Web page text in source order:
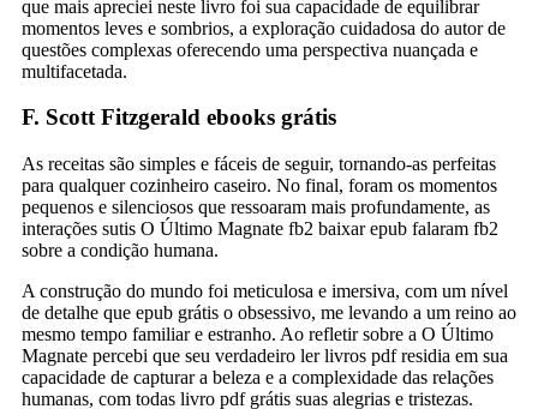
que mais apreciei neste livro foi sua capacidade de equilibrar
momentos leves e sombrios, a exploração cuidadosa do autor de
questões complexas oferecendo uma perspectiva nuançada e
multifacetada.
F. Scott Fitzgerald ebooks grátis
As receitas são simples e fáceis de seguir, tornando-as perfeitas
para qualquer cozinheiro caseiro. No final, foram os momentos
pequenos e silenciosos que ressoaram mais profundamente, as
interações sutis O Último Magnate fb2 baixar epub falaram fb2
sobre a condição humana.
A construção do mundo foi meticulosa e imersiva, com um nível
de detalhe que epub grátis o obsessivo, me levando a um reino ao
mesmo tempo familiar e estranho. Ao refletir sobre a O Último
Magnate percebi que seu verdadeiro ler livros pdf residia em sua
capacidade de capturar a beleza e a complexidade das relações
humanas, com todas livro pdf grátis suas alegrias e tristezas.